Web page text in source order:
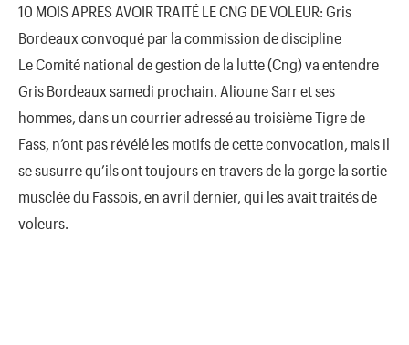
10 MOIS APRES AVOIR TRAITÉ LE CNG DE VOLEUR: Gris
Bordeaux convoqué par la commission de discipline
Le Comité national de gestion de la lutte (Cng) va entendre
Gris Bordeaux samedi prochain. Alioune Sarr et ses
hommes, dans un courrier adressé au troisième Tigre de
Fass, n’ont pas révélé les motifs de cette convocation, mais il
se susurre qu’ils ont toujours en travers de la gorge la sortie
musclée du Fassois, en avril dernier, qui les avait traités de
voleurs.